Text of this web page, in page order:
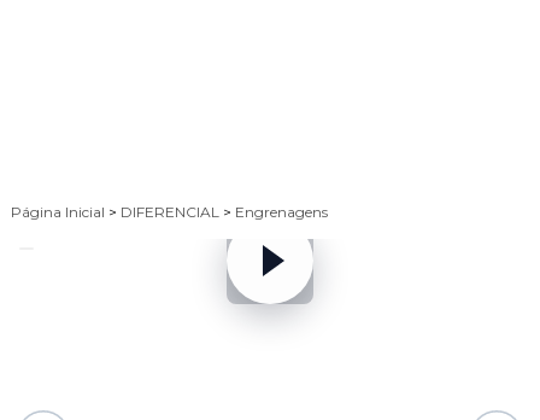
Página Inicial > DIFERENCIAL > Engrenagens